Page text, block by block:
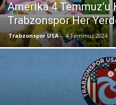
Amerika 4 Temmuz’u
Trabzonspor Her
Trabzonspor USA - 4 Temmuz 2024